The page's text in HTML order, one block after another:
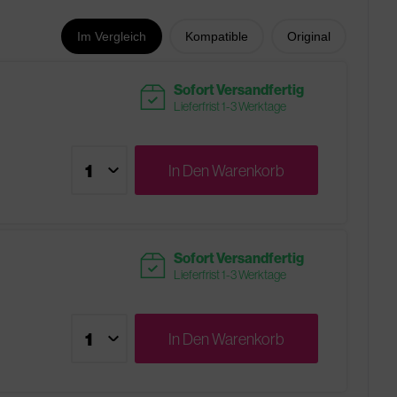
Im Vergleich Kompatible Original
readytoship Sofort Versandfertig
Lieferfrist 1-3 Werktage
In DenWarenkorb
readytoship Sofort Versandfertig
Lieferfrist 1-3 Werktage
In DenWarenkorb